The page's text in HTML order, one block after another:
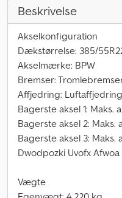
Beskrivelse
Akselkonfiguration
Dækstørrelse: 385/
Akselmærke: BPW
Bremser:
Affjedring: Luftaffjedring
Bagerste aksel 1: Maks.
Bagerste aksel 2: Maks.
Bagerste aksel 3: Maks.
Dwodpozki Uvofx Afwoa
Vægte